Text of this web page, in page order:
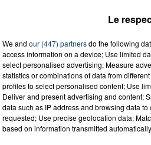
Buttons
PUSSYCAT
DOLLS &
Le
We and our (447) partnersdo the following
access information on a device; Use limited
select personalised advertising; Measure
statistics or combinations of data from
profiles to select personalised content; Use
Deliver and present advertising and content;
data such as IP address and browsing data
requested; Use precise geolocation data;
based on information transmitted